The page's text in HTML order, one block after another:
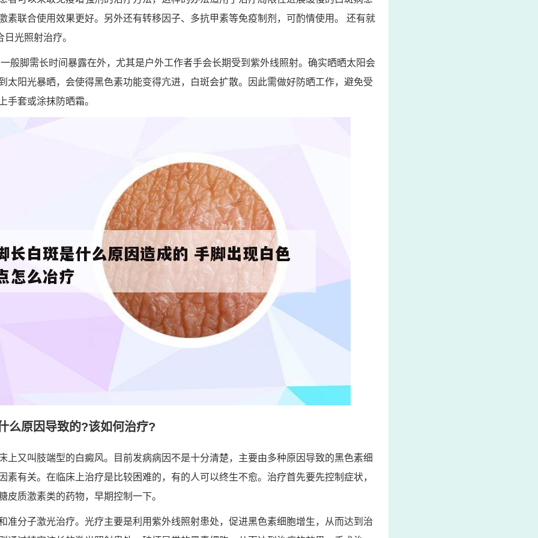
素联合使用效果更好。另外还有转移因子、多抗甲素等免疫制剂，可酌情使用。 还有就
光照射治疗。
般脚需长时间暴露在外，尤其是户外工作者手会长期受到紫外线照射。确实晒晒太阳会
太阳光暴晒，会使得黑色素功能变得亢进，白斑会扩散。因此需做好防晒工作，避免受
手套或涂抹防晒霜。
么原因导致的?该如何治疗?
上又叫肢端型的白癜风。目前发病病因不是十分清楚，主要由多种原因导致的黑色素细
素有关。在临床上治疗是比较困难的，有的人可以终生不愈。治疗首先要先控制症状，
皮质激素类的药物，早期控制一下。
准分子激光治疗。光疗主要是利用紫外线照射患处，促进黑色素细胞增生，从而达到治